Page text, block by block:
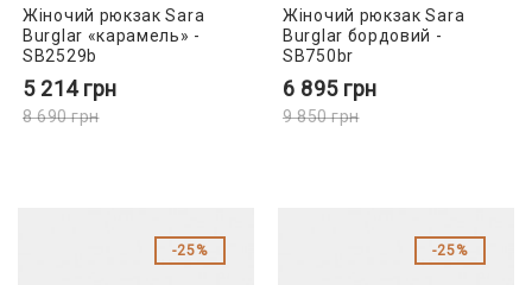
Жіночий рюкзак Sara
Burglar «карамель» -
SB2529b
5 214грн
8 690грн
Жіночий рюкзак Sara
Burglar бордовий -
SB750br
6 895 грн
9 850грн
25% 25%